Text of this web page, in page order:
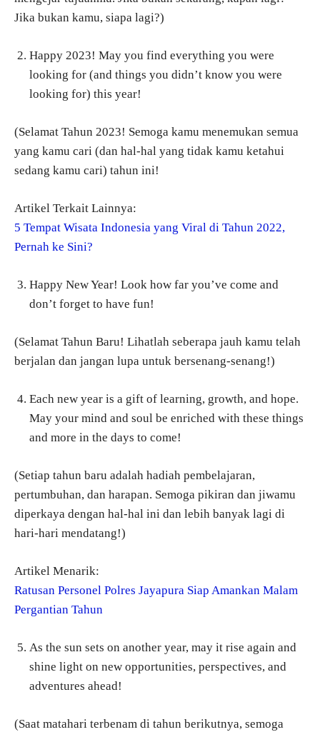
Jika bukan kamu, siapa lagi?)
Happy 2023! May you find everything you were
looking for (and things you didn’t know you were
looking for) this year!
(Selamat Tahun 2023! Semoga kamu menemukan semua
yang kamu cari (dan hal-hal yang tidak kamu ketahui
sedang kamu cari) tahun ini!
Artikel Terkait Lainnya:
5 Tempat Wisata Indonesia yang Viral di Tahun 2022,
Pernah ke Sini?
Happy New Year! Look how far you’ve come and
don’t forget to have fun!
(Selamat Tahun Baru! Lihatlah seberapa jauh kamu telah
berjalan dan jangan lupa untuk bersenang-senang!)
Each new year is a gift of learning, growth, and hope.
May your mind and soul be enriched with these things
and more in the days to come!
(Setiap tahun baru adalah hadiah pembelajaran,
pertumbuhan, dan harapan. Semoga pikiran dan jiwamu
diperkaya dengan hal-hal ini dan lebih banyak lagi di
hari-hari mendatang!)
Artikel Menarik:
Ratusan Personel Polres Jayapura Siap Amankan Malam
Pergantian Tahun
As the sun sets on another year, may it rise again and
shine light on new opportunities, perspectives, and
adventures ahead!
(Saat matahari terbenam di tahun berikutnya, semoga